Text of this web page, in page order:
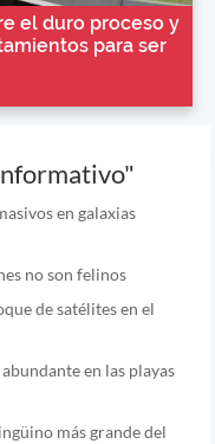
el duro proceso y
para ser
en galaxias
no son felinos
de satélites en el
en las playas
más grande del